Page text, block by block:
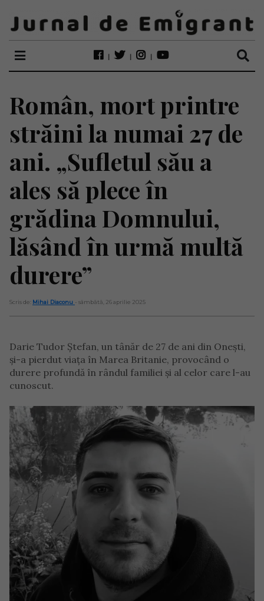
Român, mort printre
străini la numai 27 de
ani. „Sufletul său a
ales să plece în
grădina Domnului,
lăsând în urmă multă
durere”
Scris de: Mihai Diaconu - sâmbătă, 26 aprilie 2025
Darie Tudor Ștefan, un tânăr de 27 de ani din Onești,
și-a pierdut viața în Marea Britanie, provocând o
durere profundă în rândul familiei și al celor care l-au
cunoscut.